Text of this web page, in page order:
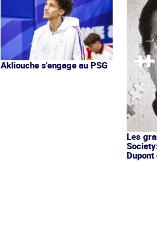
Akliouche s'engage au PSG
Les
Dupont